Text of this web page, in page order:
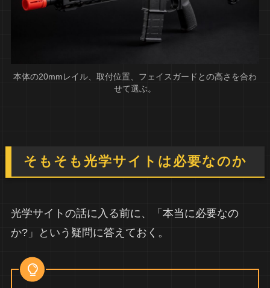
本体の20mmレイル、取付位置、フェイスガードとの高さを合わ
せて選ぶ。
そもそも光学サイトは必要なのか
光学サイトの話に入る前に、「本当に必要なの
か?」という疑問に答えておく。